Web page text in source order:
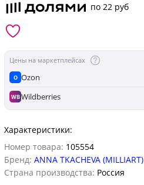
по 22 руб
Цены на маркетплейсах
O Ozon
WBWildberries
Характеристики:
Номер товара: 105554
Бренд: ANNA TKACHEVA (MILLIART)
Страна производства: Россия